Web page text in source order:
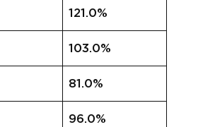
121.0%
103.0%
81.0%
96.0%